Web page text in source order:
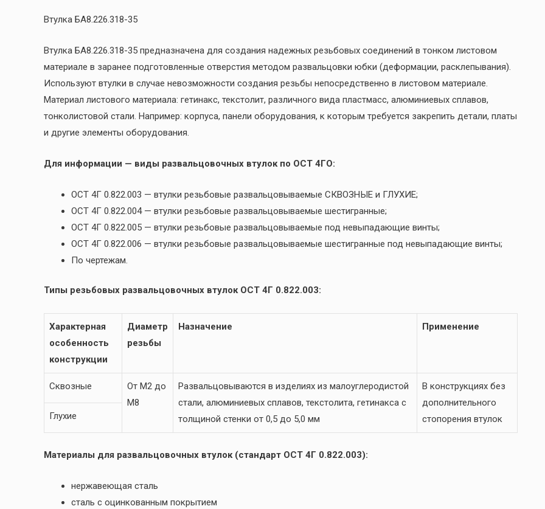
Втулка БА8.226.318-35
Втулка БА8.226.318-35 предназначена для создания надежных резьбовых соединений в тонком листовом
материале в заранее подготовленные отверстия методом развальцовки юбки (деформации, расклепывания).
Используют втулки в случае невозможности создания резьбы непосредственно в листовом материале.
Материал листового материала: гетинакс, текстолит, различного вида пластмасс, алюминиевых сплавов,
тонколистовой стали. Например: корпуса, панели оборудования, к которым требуется закрепить детали, платы
и другие элементы оборудования.
Для информации — виды развальцовочных втулок по ОСТ 4ГО:
ОСТ 4Г 0.822.003 — втулки резьбовые развальцовываемые СКВОЗНЫЕ и ГЛУХИЕ;
ОСТ 4Г 0.822.004 — втулки резьбовые развальцовываемые шестигранные;
ОСТ 4Г 0.822.005 — втулки резьбовые развальцовываемые под невыпадающие винты;
ОСТ 4Г 0.822.006 — втулки резьбовые развальцовываемые шестигранные под невыпадающие винты;
По чертежам.
Типы резьбовых развальцовочных втулок ОСТ 4Г 0.822.003:
Характерная
особенность
конструкции
Диаметр
резьбы
Назначение Применение
Сквозные
От М2 до
М8
Развальцовываются в изделиях из малоуглеродистой
стали, алюминиевых сплавов, текстолита, гетинакса с
толщиной стенки от 0,5 до 5,0 мм
В конструкциях без
дополнительного
стопорения втулок
Глухие
Материалы для развальцовочных втулок (стандарт ОСТ 4Г 0.822.003):
нержавеющая сталь
сталь с оцинкованным покрытием